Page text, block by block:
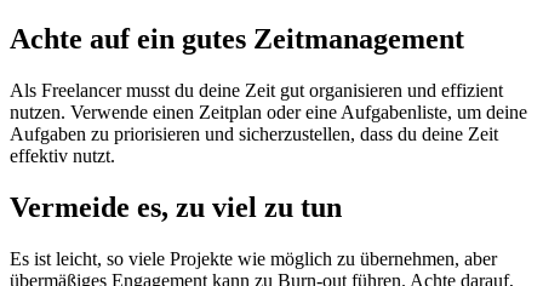
Achte auf ein gutes Zeitmanagement
Als Freelancer musst du deine Zeit gut organisieren und effizient
nutzen. Verwende einen Zeitplan oder eine Aufgabenliste, um deine
Aufgaben zu priorisieren und sicherzustellen, dass du deine Zeit
effektiv nutzt.
Vermeide es, zu viel zu tun
Es ist leicht, so viele Projekte wie möglich zu übernehmen, aber
übermäßiges Engagement kann zu Burn-out führen. Achte darauf,